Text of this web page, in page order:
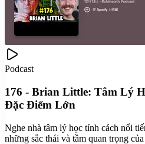
Podcast
176 - Brian Little: Tâm Lý
Đặc Điểm Lớn
Nghe nhà tâm lý học tính cách nổi
những sắc thái và tầm quan trọng